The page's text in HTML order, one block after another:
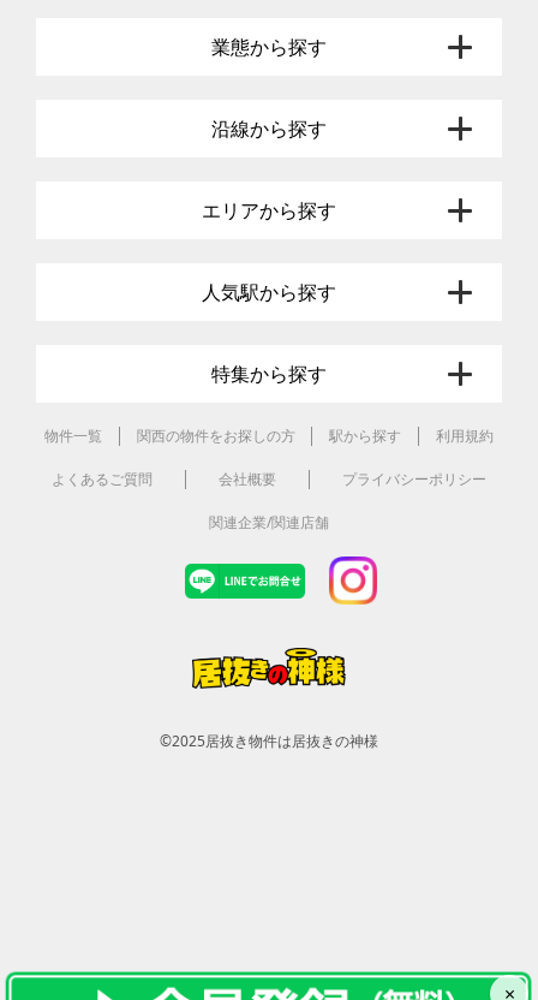
業態から探す
沿線から探す
エリアから探す
人気駅から探す
特集から探す
物件一覧 関西の物件をお探しの方 駅から探す 利用規約
よくあるご質問 会社概要 プライバシーポリシー
関連企業/関連店舗
©2025居抜き物件は居抜きの神様
×